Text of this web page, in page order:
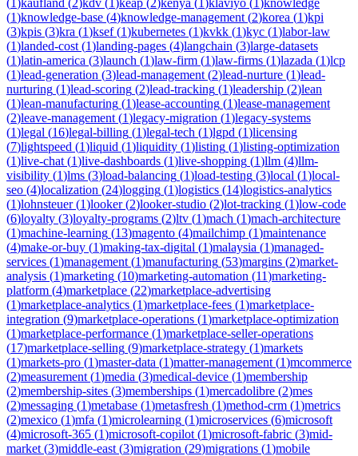
(1)knowledge-base (4)knowledge-management (2)korea (1)kpi
(3)kpis (3)kra (1)ksef(1)kubernetes (1)kvkk (1)kyc (1)labor-law
(1)landed-cost (1)landing-pages (4)langchain (3)large-datasets
(1)latin-america (3)launch (1)law-firm (1)law-firms (1)lazada (1)lcp
(1)lead-generation (3)lead-management (2)lead-nurture (1)lead-
nurturing (1)lead-scoring (2)lead-tracking (1)leadership (2)lean
(1)lean-manufacturing (1)lease-accounting (1)lease-management
(2)leave-management (1)legacy-migration (1)legacy-systems
(1)legal (16)legal-billing (1)legal-tech (1)lgpd (1)licensing
(7)lightspeed (1)liquid (1)liquidity (1)listing (1)listing-optimization
(1)live-chat (1)live-dashboards (1)live-shopping (1)llm (4)llm-
visibility (1)lms (3)load-balancing (1)load-testing (3)local (1)local-
seo (4)localization (24)logging (1)logistics (14)logistics-analytics
(1)lohnsteuer(1)looker(2)looker-studio (2)lot-tracking (1)low-code
(6)loyalty (3)loyalty-programs (2)ltv (1)mach (1)mach-architecture
(1)machine-learning (13)magento (4)mailchimp (1)maintenance
(4)make-or-buy (1)making-tax-digital (1)malaysia (1)managed-
services (1)management (1)manufacturing (53)margins (2)market-
analysis (1)marketing (10)marketing-automation (11)marketing-
platform (4)marketplace (22)marketplace-advertising
(1)marketplace-analytics (1)marketplace-fees (1)marketplace-
integration (9)marketplace-operations (1)marketplace-optimization
(1)marketplace-performance (1)marketplace-seller-operations
(17)marketplace-selling (9)marketplace-strategy (1)markets
(1)markets-pro (1)master-data (1)matter-management (1)mcommerce
(2)measurement (1)media (3)medical-device (1)membership
(2)membership-sites (3)memberships (1)mercadolibre (2)mes
(2)messaging (1)metabase (1)metasfresh (1)method-crm (1)metrics
(2)mexico (1)mfa (1)microlearning (1)microservices (6)microsoft
(4)microsoft-365 (1)microsoft-copilot (1)microsoft-fabric (3)mid-
market (3)middle-east (3)migration (29)migrations (1)mobile